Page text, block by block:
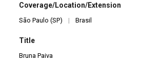
Coverage/Location/Extension
São Paulo (SP) | Brasil
Title
Bruna Paiva